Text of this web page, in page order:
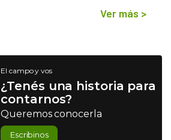
Ver más >
El campo y vos
¿Tenés una historia para
contarnos?
Queremos conocerla
Escribinos